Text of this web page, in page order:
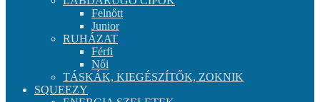
Felnőtt
Junior
RUHÁZAT
Férfi
Női
TÁSKÁK, KIEGÉSZÍTŐK, ZOKNIK
SQUEEZY